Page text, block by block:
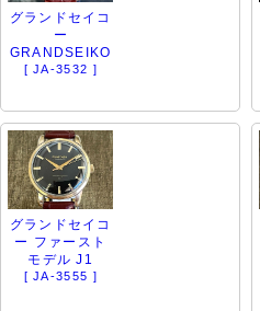
グランドセイコ
ー
GRANDSEIKO
[ JA-3532 ]
グランドセイコ
ー ファースト
モデル J1
[ JA-3555 ]